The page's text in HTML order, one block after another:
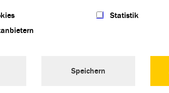
Statistik
Speichern